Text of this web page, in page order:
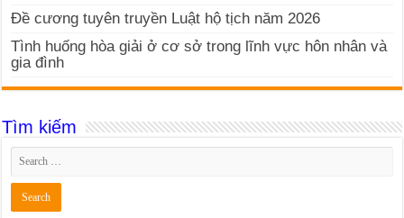
Đề cương tuyên truyền Luật hộ tịch năm 2026
Tình huống hòa giải ở cơ sở trong lĩnh vực hôn nhân và
gia đình
Tìm kiếm